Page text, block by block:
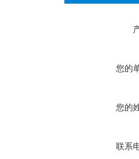
您的
您的
联系